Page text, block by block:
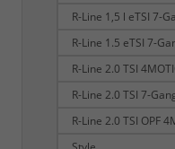
R-Line 1,5 l eTSI 7-
R-Line 1.5 eTSI 7-
R-Line 2.0 TSI
R-Line 2.0 TSI 7-
R-Line 2.0 TSI OPF